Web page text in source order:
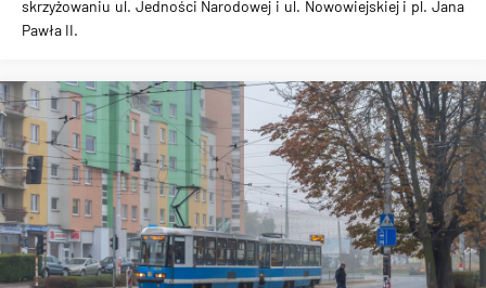
skrzyżowaniu ul. Jedności Narodowej i ul. Nowowiejskiej i pl. Jana
Pawła II.